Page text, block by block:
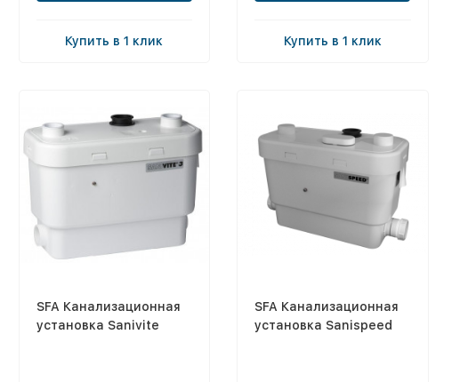
Купить в 1 клик Купить в 1 клик
SFA Канализационная
установка Sanivite
SFA Канализационная
установка Sanispeed